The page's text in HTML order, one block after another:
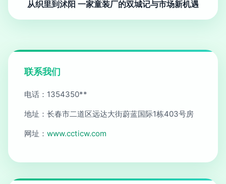
从织里到沭阳 一家童装厂的双城记与市场新机遇
联系我们
电话：1354350**
地址：长春市二道区远达大街蔚蓝国际1栋403号房
网址： www.ccticw.com